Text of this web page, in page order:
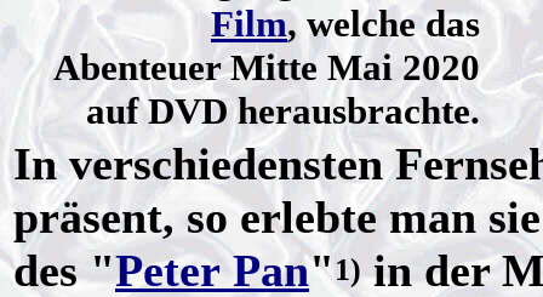
Film, welche das
Abenteuer Mitte Mai 2020
auf DVD herausbrachte.
In verschiedensten
präsent, so erlebte man
des "Peter Pan"1)in der